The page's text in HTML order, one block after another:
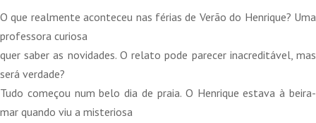
original
era:
13,20 €.
atual
11,88 €.
O que realmente aconteceu nas férias de Verão do Henrique? Uma
professora curiosa
quer saber as novidades. O relato pode parecer inacreditável, mas
será verdade?
Tudo começou num belo dia de praia. O Henrique estava à beira-
mar quando viu a misteriosa